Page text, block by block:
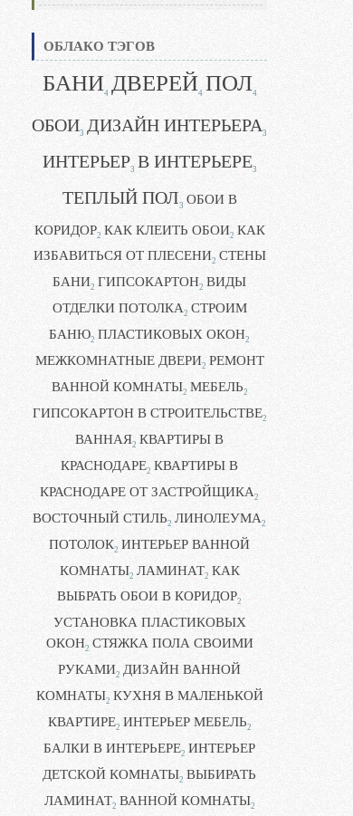
ОБЛАКО ТЭГОВ
БАНИ4 ДВЕРЕЙ4 ПОЛ4
ОБОИ3 ДИЗАЙН ИНТЕРЬЕРА3
ИНТЕРЬЕР3 В ИНТЕРЬЕРЕ3
ТЕПЛЫЙ ПОЛ3 ОБОИ В
КОРИДОР2 КАК КЛЕИТЬ ОБОИ2 КАК
ИЗБАВИТЬСЯ ОТ ПЛЕСЕНИ2 СТЕНЫ
БАНИ2 ГИПСОКАРТОН2 ВИДЫ
ОТДЕЛКИ ПОТОЛКА2 СТРОИМ
БАНЮ2 ПЛАСТИКОВЫХ ОКОН2
МЕЖКОМНАТНЫЕ ДВЕРИ2 РЕМОНТ
ВАННОЙ КОМНАТЫ2 МЕБЕЛЬ2
ГИПСОКАРТОН В СТРОИТЕЛЬСТВЕ2
ВАННАЯ2 КВАРТИРЫ В
КРАСНОДАРЕ2 КВАРТИРЫ В
КРАСНОДАРЕ ОТ ЗАСТРОЙЩИКА2
ВОСТОЧНЫЙ СТИЛЬ2 ЛИНОЛЕУМА2
ПОТОЛОК2 ИНТЕРЬЕР ВАННОЙ
КОМНАТЫ2 ЛАМИНАТ2 КАК
ВЫБРАТЬ ОБОИ В КОРИДОР2
УСТАНОВКА ПЛАСТИКОВЫХ
ОКОН2 СТЯЖКА ПОЛА СВОИМИ
РУКАМИ2 ДИЗАЙН ВАННОЙ
КОМНАТЫ2 КУХНЯ В МАЛЕНЬКОЙ
КВАРТИРЕ2 ИНТЕРЬЕР МЕБЕЛЬ2
БАЛКИ В ИНТЕРЬЕРЕ2 ИНТЕРЬЕР
ДЕТСКОЙ КОМНАТЫ2 ВЫБИРАТЬ
ЛАМИНАТ2 ВАННОЙ КОМНАТЫ2